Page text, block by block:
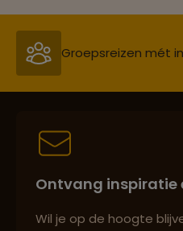
Groepsreizen mét
Persoonlijk en
Ontvang inspiratie
Wil je op de hoogte